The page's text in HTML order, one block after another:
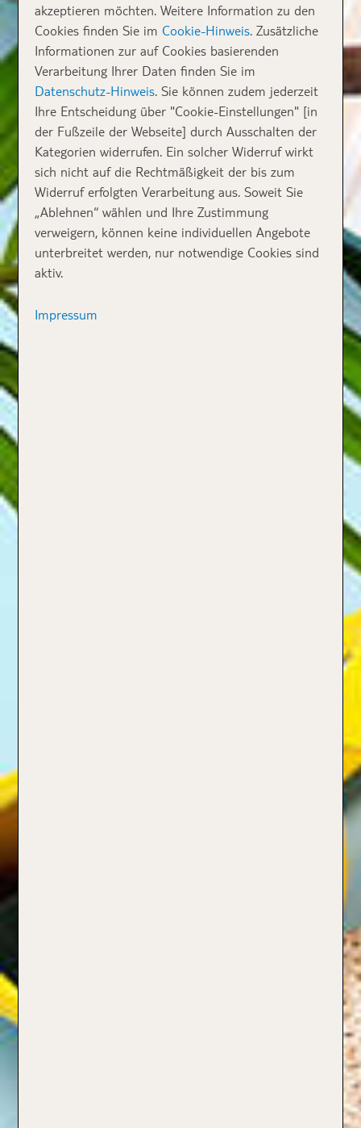
akzeptieren möchten. Weitere Information zu den
Cookies finden Sie im Cookie-Hinweis. Zusätzliche
Informationen zur auf Cookies basierenden
Verarbeitung Ihrer Daten finden Sie im
Datenschutz-Hinweis. Sie können zudem jederzeit
Ihre Entscheidung über "Cookie-Einstellungen" [in
der Fußzeile der Webseite] durch Ausschalten der
Kategorien widerrufen. Ein solcher Widerruf wirkt
sich nicht auf die Rechtmäßigkeit der bis zum
Widerruf erfolgten Verarbeitung aus. Soweit Sie
„Ablehnen“ wählen und Ihre Zustimmung
verweigern, können keine individuellen Angebote
unterbreitet werden, nur notwendige Cookies sind
aktiv.
Impressum